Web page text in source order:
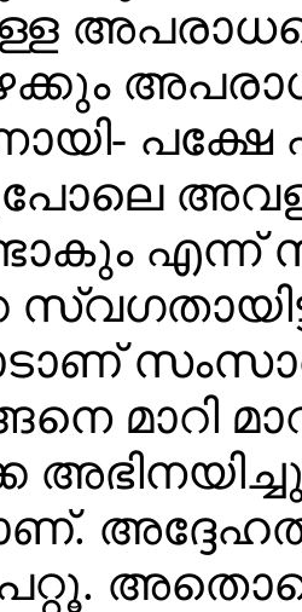
എന്ന്
മാറി